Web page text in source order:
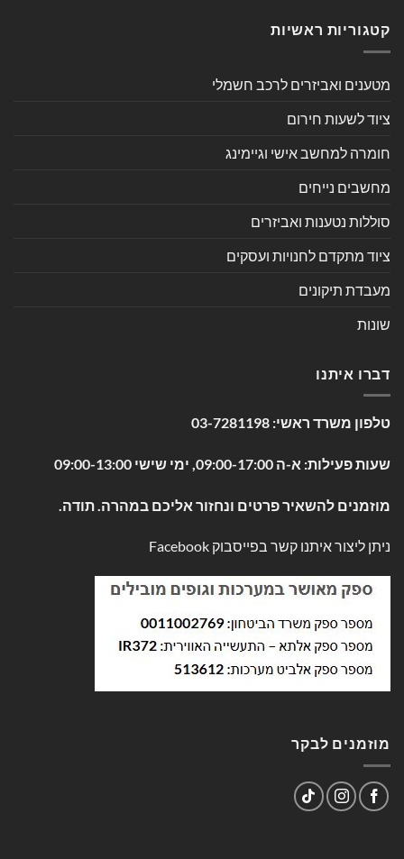
קטגוריות ראשיות
מטענים ואביזרים לרכב חשמלי
ציוד לשעות חירום
חומרה למחשב אישי וגיימינג
מחשבים נייחים
סוללות נטענות ואביזרים
ציוד מתקדם לחנויות ועסקים
מעבדת תיקונים
שונות
דברו איתנו
טלפון משרד ראשי: 03-7281198
שעות פעילות: א-ה 09:00-17:00, ימי שישי 09:00-13:00
מוזמנים להשאיר פרטים ונחזור אליכם במהרה. תודה.
ניתן ליצור איתנו קשר בפייסבוק Facebook
מוזמנים לבקר